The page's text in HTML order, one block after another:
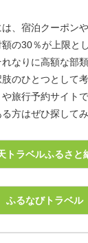
、宿泊クーポン
の30％が上限と
なりに高額な部
のひとつとして
旅行予約サイト
方はぜひ探してみ
トラベルふるさと
ふるなびトラベル